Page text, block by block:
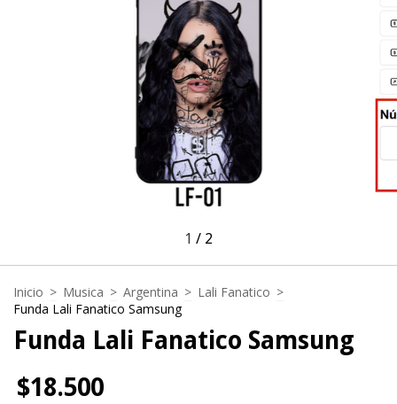
1 / 2
Inicio > Musica > Argentina > Lali Fanatico >
Funda Lali Fanatico Samsung
Funda Lali Fanatico Samsung
$18.500